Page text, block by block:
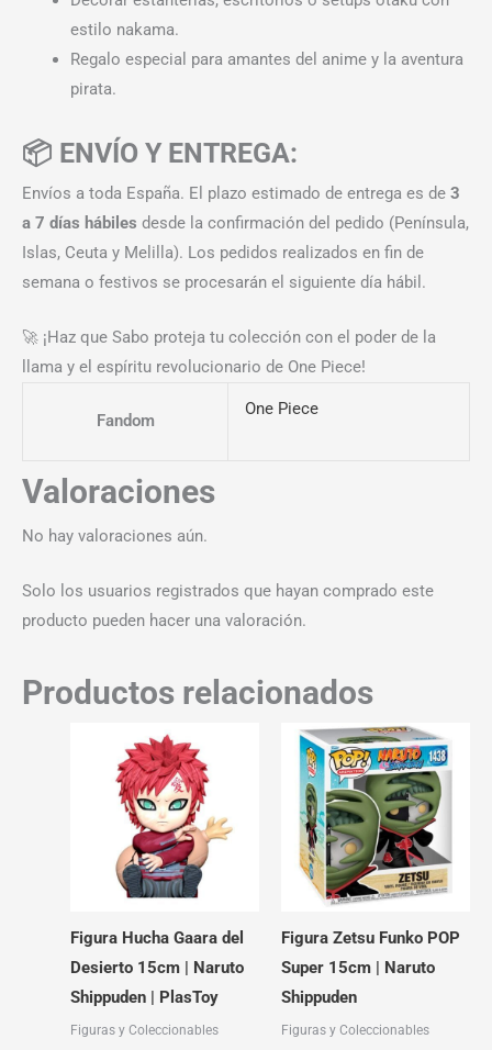
estilo nakama.
Regalo especial para amantes del anime y la aventura
pirata.
📦 ENVÍO Y ENTREGA:
Envíos a toda España. El plazo estimado de entrega es de 3
a 7 días hábiles desde la confirmación del pedido (Península,
Islas, Ceuta y Melilla). Los pedidos realizados en fin de
semana o festivos se procesarán el siguiente día hábil.
🚀 ¡Haz que Sabo proteja tu colección con el poder de la
llama y el espíritu revolucionario de One Piece!
Fandom
One Piece
Valoraciones
No hay valoraciones aún.
Solo los usuarios registrados que hayan comprado este
producto pueden hacer una valoración.
Productos relacionados
Figura Hucha Gaara del
Desierto 15cm | Naruto
Shippuden | PlasToy
Figuras y Coleccionables
Figura Zetsu Funko POP
Super 15cm | Naruto
Shippuden
Figuras y Coleccionables